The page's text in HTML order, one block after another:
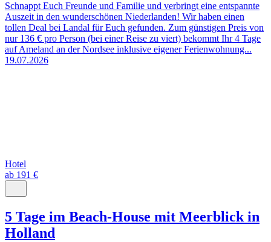
Schnappt Euch Freunde und Familie und verbringt eine entspannte
Auszeit in den wunderschönen Niederlanden! Wir haben einen
tollen Deal bei Landal für Euch gefunden. Zum günstigen Preis von
nur 136 € pro Person (bei einer Reise zu viert) bekommt Ihr 4 Tage
auf Ameland an der Nordsee inklusive eigener Ferienwohnung...
19.07.2026
Hotel
ab 191 €
5 Tage im Beach-House mit Meerblick in
Holland